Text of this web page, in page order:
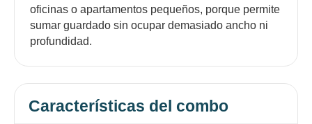
oficinas o apartamentos pequeños, porque permite
sumar guardado sin ocupar demasiado ancho ni
profundidad.
Características del combo